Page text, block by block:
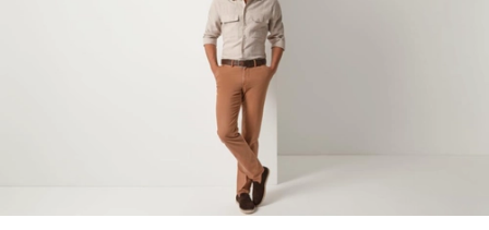
высококачественного хлопка с обработкой NON-
IRON (ткань практически не требует глажения).
Без кармана. Прекрасно сочетается с джинсами,
Отзывов еще никто не оставлял